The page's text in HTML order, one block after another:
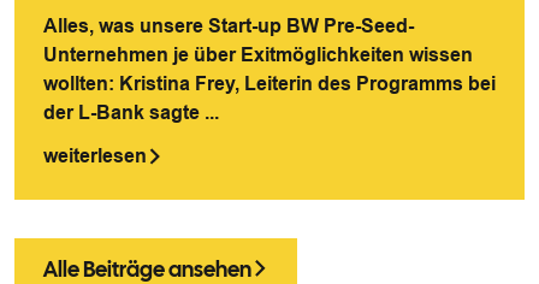
Alles, was unsere Start-up BW Pre-Seed-
Unternehmen je über Exitmöglichkeiten wissen
wollten: Kristina Frey, Leiterin des Programms bei
der L-Bank sagte ...
weiterlesen
Alle Beiträge ansehen